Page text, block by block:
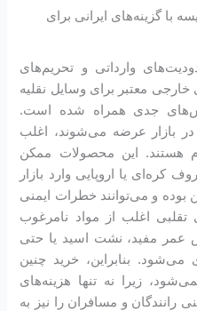
با گزینه‌های ایرانی برای
وارداتی و تحریم‌های
معتبر برای وسایل نقلیه
جدی همراه شده است.
بازار عرضه می‌شوند، اغلب
هستند. این محصولات ممکن
کره‌ای یا اروپایی وارد بازار
بوده و می‌توانند خطرات ایمنی
تقلبی اغلب از مواد نامرغوب
عمر مفید، نشت اسید یا حتی
بنابراین، خرید چنین
زیرا نه تنها هزینه‌های
رانندگان و مسافران را نیز به